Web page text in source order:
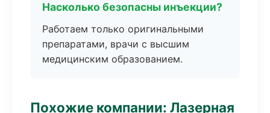
Насколько безопасны инъекции?
Работаем только оригинальными
препаратами, врачи с высшим
медицинским образованием.
Похожие компании: Лазерная